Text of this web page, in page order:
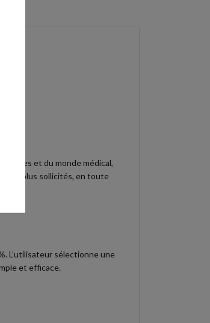
et du monde médical,
les plus sollicités, en toute
L’utilisateur sélectionne une
et efficace.